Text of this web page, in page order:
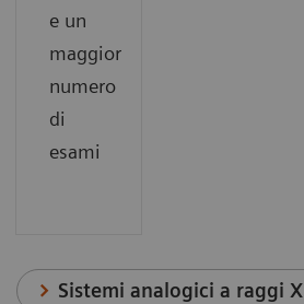
e un
maggior
numero
di
esami
Sistemi analogici a raggi X